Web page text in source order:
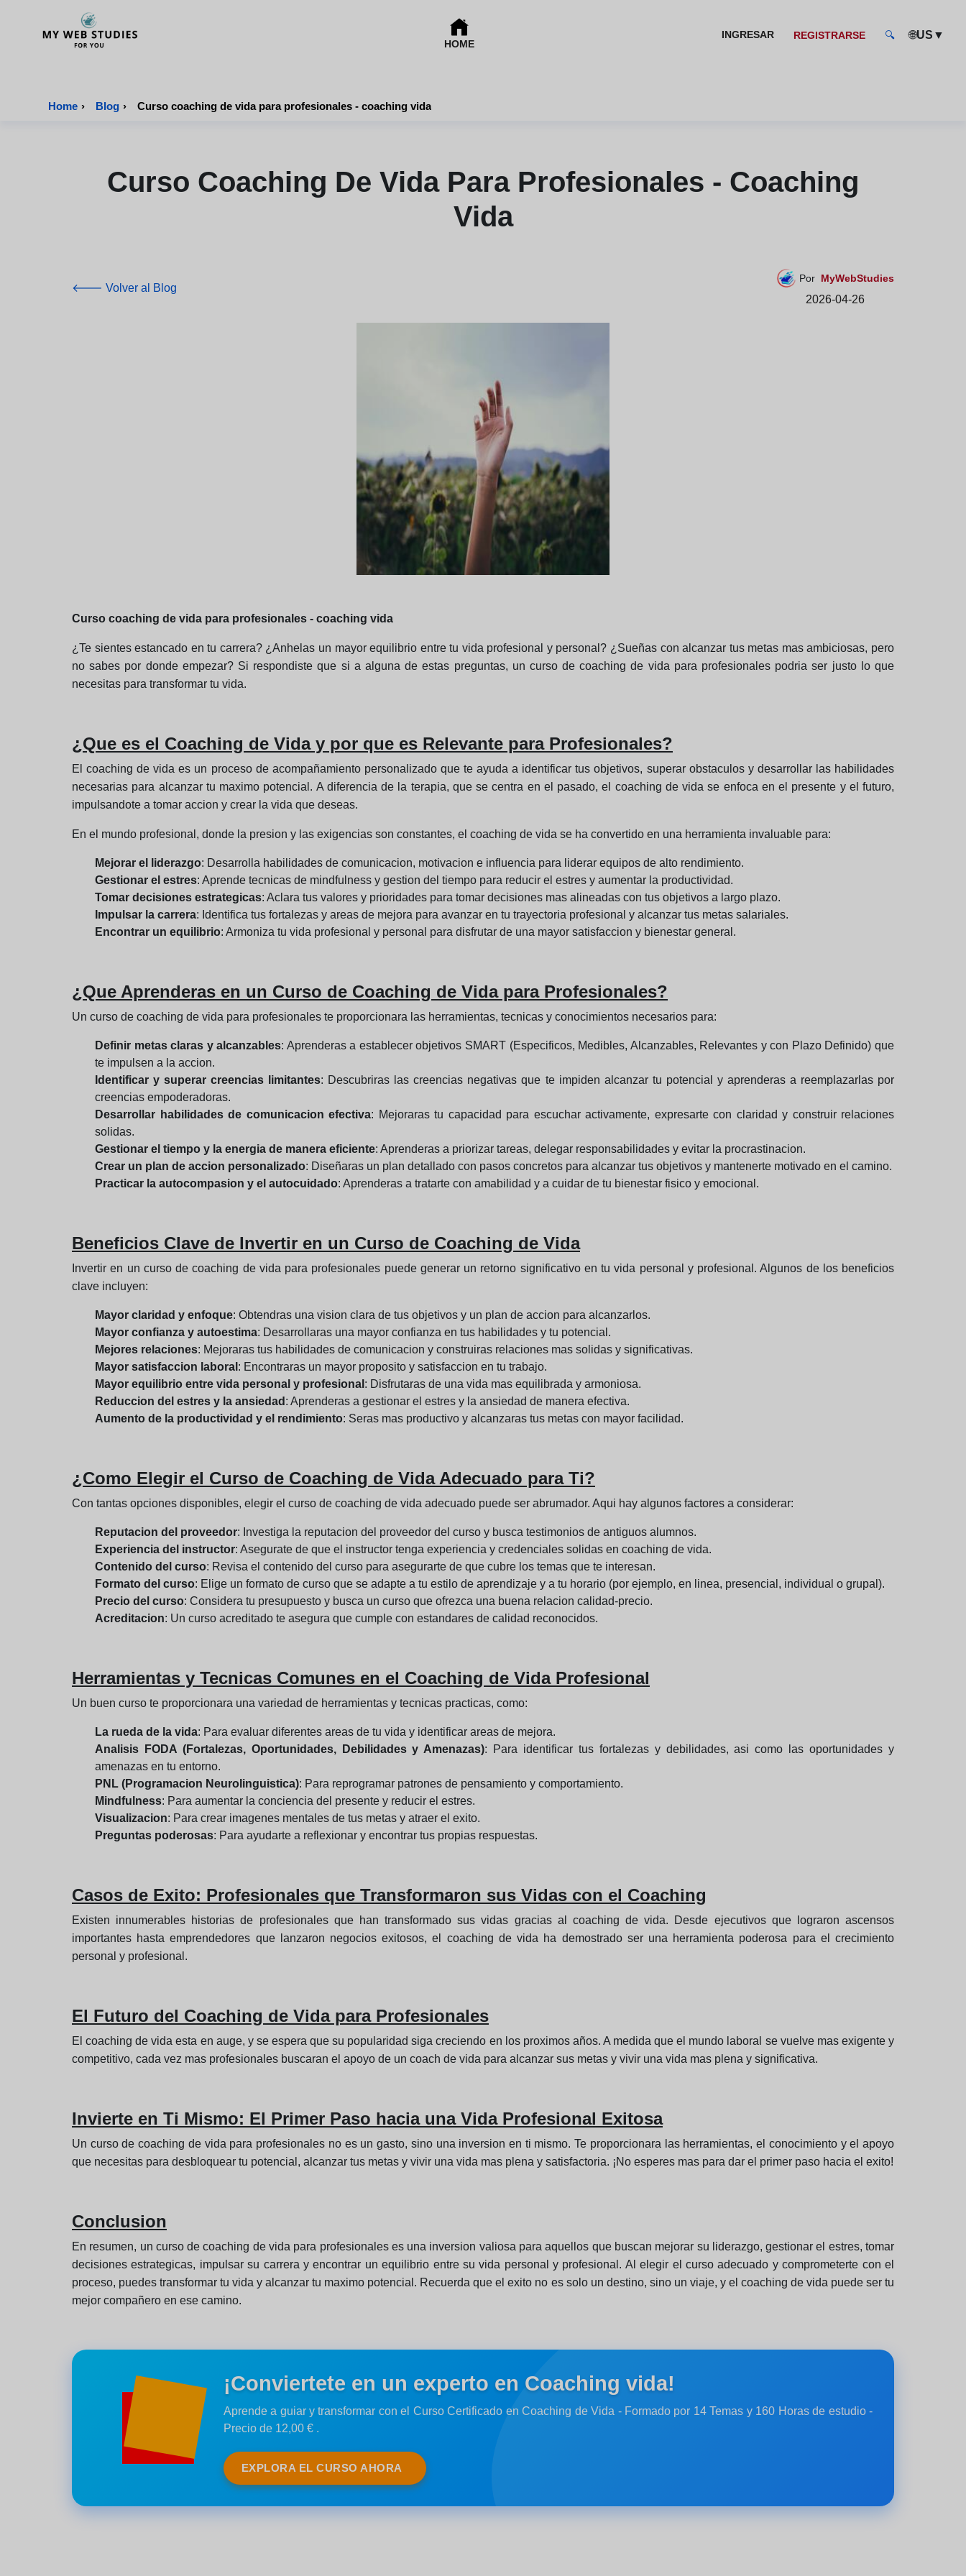
HOME
INGRESAR REGISTRARSE 🔍 🌐US ▼
Home › Blog › Curso coaching de vida para profesionales - coaching vida
Curso Coaching De Vida Para Profesionales - Coaching
Vida
🡐 Volver al Blog
Por MyWebStudies
2026-04-26
Curso coaching de vida para profesionales - coaching vida
¿Te sientes estancado en tu carrera? ¿Anhelas un mayor equilibrio entre tu vida profesional y personal? ¿Sueñas con alcanzar tus metas mas ambiciosas, pero
no sabes por donde empezar? Si respondiste que si a alguna de estas preguntas, un curso de coaching de vida para profesionales podria ser justo lo que
necesitas para transformar tu vida.
¿Que es el Coaching de Vida y por que es Relevante para Profesionales?
El coaching de vida es un proceso de acompañamiento personalizado que te ayuda a identificar tus objetivos, superar obstaculos y desarrollar las habilidades
necesarias para alcanzar tu maximo potencial. A diferencia de la terapia, que se centra en el pasado, el coaching de vida se enfoca en el presente y el futuro,
impulsandote a tomar accion y crear la vida que deseas.
En el mundo profesional, donde la presion y las exigencias son constantes, el coaching de vida se ha convertido en una herramienta invaluable para:
Mejorar el liderazgo: Desarrolla habilidades de comunicacion, motivacion e influencia para liderar equipos de alto rendimiento.
Gestionar el estres: Aprende tecnicas de mindfulness y gestion del tiempo para reducir el estres y aumentar la productividad.
Tomar decisiones estrategicas: Aclara tus valores y prioridades para tomar decisiones mas alineadas con tus objetivos a largo plazo.
Impulsar la carrera: Identifica tus fortalezas y areas de mejora para avanzar en tu trayectoria profesional y alcanzar tus metas salariales.
Encontrar un equilibrio: Armoniza tu vida profesional y personal para disfrutar de una mayor satisfaccion y bienestar general.
¿Que Aprenderas en un Curso de Coaching de Vida para Profesionales?
Un curso de coaching de vida para profesionales te proporcionara las herramientas, tecnicas y conocimientos necesarios para:
Definir metas claras y alcanzables: Aprenderas a establecer objetivos SMART (Especificos, Medibles, Alcanzables, Relevantes y con Plazo Definido) que
te impulsen a la accion.
Identificar y superar creencias limitantes: Descubriras las creencias negativas que te impiden alcanzar tu potencial y aprenderas a reemplazarlas por
creencias empoderadoras.
Desarrollar habilidades de comunicacion efectiva: Mejoraras tu capacidad para escuchar activamente, expresarte con claridad y construir relaciones
solidas.
Gestionar el tiempo y la energia de manera eficiente: Aprenderas a priorizar tareas, delegar responsabilidades y evitar la procrastinacion.
Crear un plan de accion personalizado: Diseñaras un plan detallado con pasos concretos para alcanzar tus objetivos y mantenerte motivado en el camino.
Practicar la autocompasion y el autocuidado: Aprenderas a tratarte con amabilidad y a cuidar de tu bienestar fisico y emocional.
Beneficios Clave de Invertir en un Curso de Coaching de Vida
Invertir en un curso de coaching de vida para profesionales puede generar un retorno significativo en tu vida personal y profesional. Algunos de los beneficios
clave incluyen:
Mayor claridad y enfoque: Obtendras una vision clara de tus objetivos y un plan de accion para alcanzarlos.
Mayor confianza y autoestima: Desarrollaras una mayor confianza en tus habilidades y tu potencial.
Mejores relaciones: Mejoraras tus habilidades de comunicacion y construiras relaciones mas solidas y significativas.
Mayor satisfaccion laboral : Encontraras un mayor proposito y satisfaccion en tu trabajo.
Mayor equilibrio entre vida personal y profesional : Disfrutaras de una vida mas equilibrada y armoniosa.
Reduccion del estres y la ansiedad : Aprenderas a gestionar el estres y la ansiedad de manera efectiva.
Aumento de la productividad y el rendimiento: Seras mas productivo y alcanzaras tus metas con mayor facilidad.
¿Como Elegir el Curso de Coaching de Vida Adecuado para Ti?
Con tantas opciones disponibles, elegir el curso de coaching de vida adecuado puede ser abrumador. Aqui hay algunos factores a considerar:
Reputacion del proveedor: Investiga la reputacion del proveedor del curso y busca testimonios de antiguos alumnos.
Experiencia del instructor: Asegurate de que el instructor tenga experiencia y credenciales solidas en coaching de vida.
Contenido del curso: Revisa el contenido del curso para asegurarte de que cubre los temas que te interesan.
Formato del curso: Elige un formato de curso que se adapte a tu estilo de aprendizaje y a tu horario (por ejemplo, en linea, presencial, individual o grupal).
Precio del curso: Considera tu presupuesto y busca un curso que ofrezca una buena relacion calidad-precio.
Acreditacion: Un curso acreditado te asegura que cumple con estandares de calidad reconocidos.
Herramientas y Tecnicas Comunes en el Coaching de Vida Profesional
Un buen curso te proporcionara una variedad de herramientas y tecnicas practicas, como:
La rueda de la vida: Para evaluar diferentes areas de tu vida y identificar areas de mejora.
Analisis FODA (Fortalezas, Oportunidades, Debilidades y Amenazas): Para identificar tus fortalezas y debilidades, asi como las oportunidades y
amenazas en tu entorno.
PNL (Programacion Neurolinguistica): Para reprogramar patrones de pensamiento y comportamiento.
Mindfulness: Para aumentar la conciencia del presente y reducir el estres.
Visualizacion: Para crear imagenes mentales de tus metas y atraer el exito.
Preguntas poderosas: Para ayudarte a reflexionar y encontrar tus propias respuestas.
Casos de Exito: Profesionales que Transformaron sus Vidas con el Coaching
Existen innumerables historias de profesionales que han transformado sus vidas gracias al coaching de vida. Desde ejecutivos que lograron ascensos
importantes hasta emprendedores que lanzaron negocios exitosos, el coaching de vida ha demostrado ser una herramienta poderosa para el crecimiento
personal y profesional.
El Futuro del Coaching de Vida para Profesionales
El coaching de vida esta en auge, y se espera que su popularidad siga creciendo en los proximos años. A medida que el mundo laboral se vuelve mas exigente y
competitivo, cada vez mas profesionales buscaran el apoyo de un coach de vida para alcanzar sus metas y vivir una vida mas plena y significativa.
Invierte en Ti Mismo: El Primer Paso hacia una Vida Profesional Exitosa
Un curso de coaching de vida para profesionales no es un gasto, sino una inversion en ti mismo. Te proporcionara las herramientas, el conocimiento y el apoyo
que necesitas para desbloquear tu potencial, alcanzar tus metas y vivir una vida mas plena y satisfactoria. ¡No esperes mas para dar el primer paso hacia el exito!
Conclusion
En resumen, un curso de coaching de vida para profesionales es una inversion valiosa para aquellos que buscan mejorar su liderazgo, gestionar el estres, tomar
decisiones estrategicas, impulsar su carrera y encontrar un equilibrio entre su vida personal y profesional. Al elegir el curso adecuado y comprometerte con el
proceso, puedes transformar tu vida y alcanzar tu maximo potencial. Recuerda que el exito no es solo un destino, sino un viaje, y el coaching de vida puede ser tu
mejor compañero en ese camino.
¡Conviertete en un experto en Coaching vida!
Aprende a guiar y transformar con el Curso Certificado en Coaching de Vida - Formado por 14 Temas y 160 Horas de estudio -
Precio de 12,00 € .
EXPLORA EL CURSO AHORA